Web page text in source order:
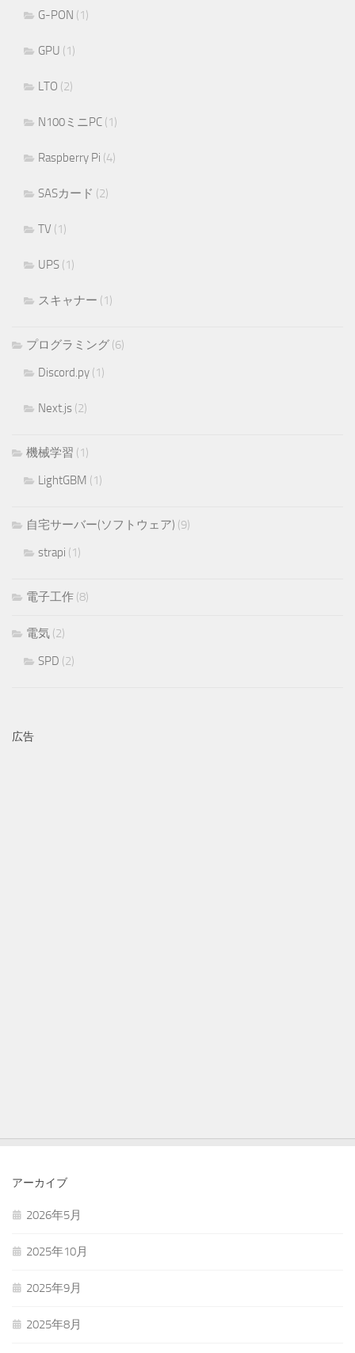
G-PON (1)
GPU (1)
LTO (2)
N100ミニPC (1)
Raspberry Pi (4)
SASカード (2)
TV (1)
UPS (1)
スキャナー (1)
プログラミング (6)
Discord.py (1)
Next.js (2)
機械学習 (1)
LightGBM (1)
自宅サーバー(ソフトウェア) (9)
strapi (1)
電子工作 (8)
電気 (2)
SPD (2)
広告
アーカイブ
2026年5月
2025年10月
2025年9月
2025年8月